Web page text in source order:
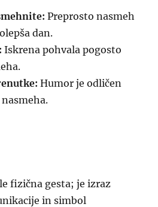
Preprosto nasmeh
dan.
Iskrena pohvala pogosto
Humor je odličen
fizična gesta; je izraz
in simbol